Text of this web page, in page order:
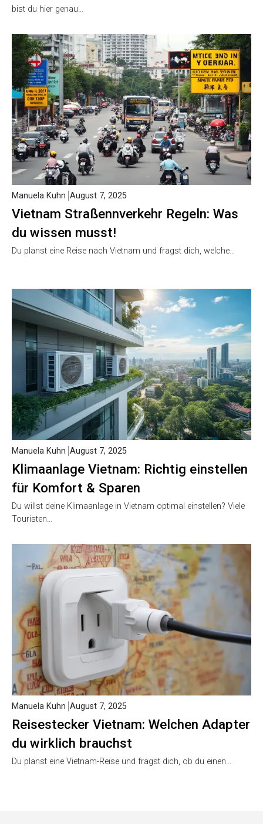
bist du hier genau…
Vietnam Straßennverkehr Regeln: Was
du wissen musst!
Manuela Kuhn August 7, 2025
Du planst eine Reise nach Vietnam und fragst dich, welche…
Klimaanlage Vietnam: Richtig einstellen
für Komfort & Sparen
Manuela Kuhn August 7, 2025
Du willst deine Klimaanlage in Vietnam optimal einstellen? Viele
Touristen…
Reisestecker Vietnam: Welchen Adapter
du wirklich brauchst
Manuela Kuhn August 7, 2025
Du planst eine Vietnam-Reise und fragst dich, ob du einen…